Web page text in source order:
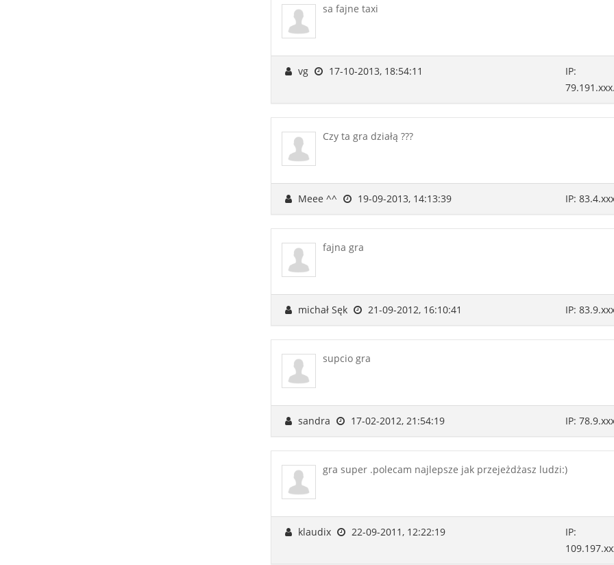
sa fajne taxi
vg 17-10-2013, 18:54:11
IP:
Czy ta gra działą ???
Meee ^^ 19-09-2013, 14:13:39 IP:
fajna gra
michał Sęk 21-09-2012, 16:10:41 IP:
supcio gra
sandra 17-02-2012, 21:54:19 IP:
gra super .polecam najlepsze jak przejeżdżasz ludzi:)
klaudix 22-09-2011, 12:22:19
IP: